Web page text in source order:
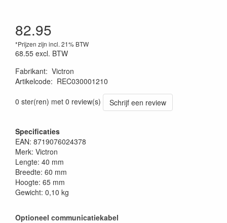
82.95
*Prijzen zijn incl. 21% BTW
68.55 excl. BTW
Fabrikant: Victron
Artikelcode: REC030001210
0 ster(ren) met 0 review(s)
Schrijf een review
Specificaties
EAN: 8719076024378
Merk: Victron
Lengte: 40 mm
Breedte: 60 mm
Hoogte: 65 mm
Gewicht: 0,10 kg
Optioneel communicatiekabel